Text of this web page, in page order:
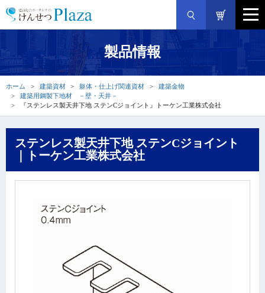
製品情報
ホーム 建築資材 躯体・仕上げ関連資材
建築金物
建築用鋼製下地材 －壁・天井－
『ステンレス製天井下地 ステンCジョイント』トーケン工業株式会社
ステンレス製天井下地 ステンCジョイント
｜トーケン工業株式会社